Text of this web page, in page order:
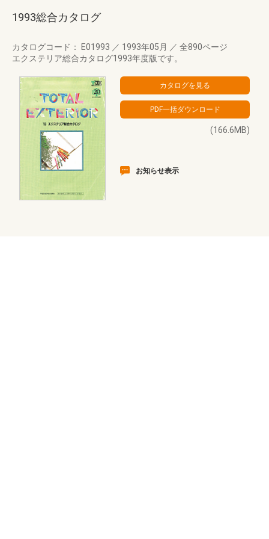
1993総合カタログ
カタログコード： E01993 ／ 1993年05月 ／ 全890ページ
エクステリア総合カタログ1993年度版です。
(166.6MB)
お知らせ表示